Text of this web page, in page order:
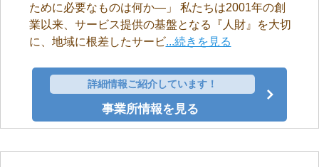
ために必要なものは何か―」 私たちは2001年の創
業以来、サービス提供の基盤となる『人財』を大切
に、地域に根差したサービ...続きを見る
詳細情報ご紹介しています！
事業所情報を見る